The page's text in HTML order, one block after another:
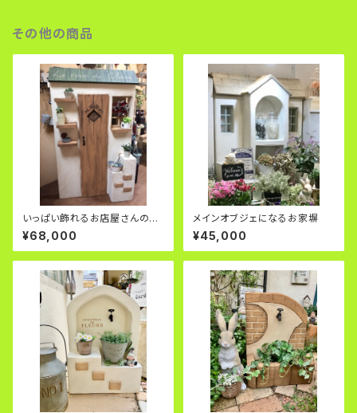
その他の商品
いっぱい飾れるお店屋さんのよ
うな塀
¥68,000
メインオブジェになるお家塀
¥45,000